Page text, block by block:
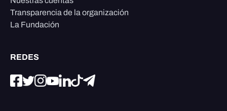
Transparencia de la organización
La Fundación
REDES